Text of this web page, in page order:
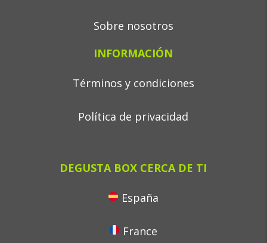
Sobre nosotros
INFORMACIÓN
Términos y condiciones
Política de privacidad
DEGUSTA BOX CERCA DE TI
España
France